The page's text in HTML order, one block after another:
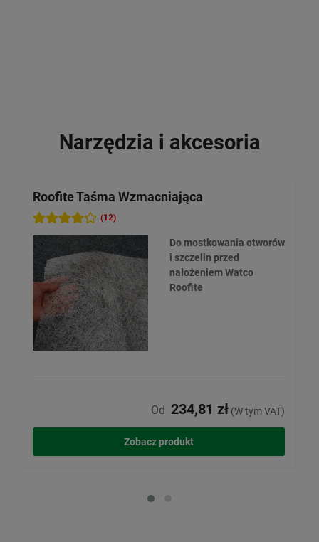
Narzędzia i akcesoria
Roofite Taśma Wzmacniająca
(12)
Do mostkowania otworów
i szczelin przed
nałożeniem Watco
Roofite
Od 234,81 zł (W tym VAT)
Zobacz produkt